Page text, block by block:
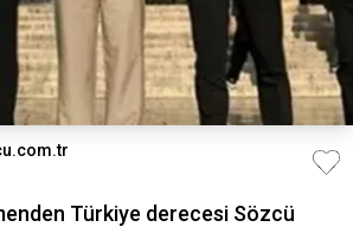
Türkiye derecesi Sözcü